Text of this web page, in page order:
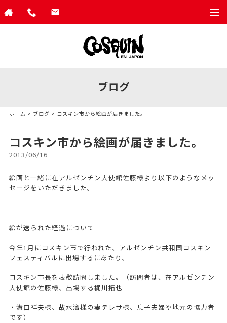
ブログ
ホーム > ブログ > コスキン市から絵画が届きました。
コスキン市から絵画が届きました。
2013/06/16
絵画と一緒に在アルゼンチン大使館佐藤様より以下のようなメッ
セージをいただきました。
絵が送られた経過について
今年1月にコスキン市で行われた、アルゼンチン共和国コスキン
フェスティバルに出場するにあたり、
コスキン市長を表敬訪問しました。（訪問者は、在アルゼンチン
大使館の佐藤様、出場する梶川拓也
・溝口祥夫様、故水溜様の妻テレサ様、息子夫婦や地元の協力者
です）